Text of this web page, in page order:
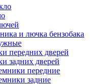
и лючка бензобака
передних дверей
задних дверей
передние
задние